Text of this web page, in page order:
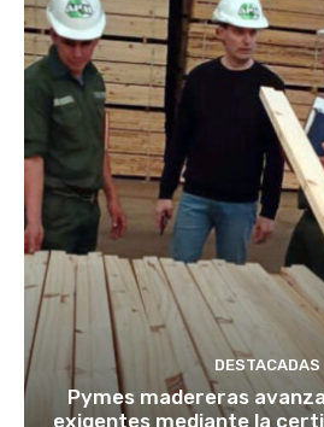
DESTACADAS
Pymes madereras
exigentes mediante la